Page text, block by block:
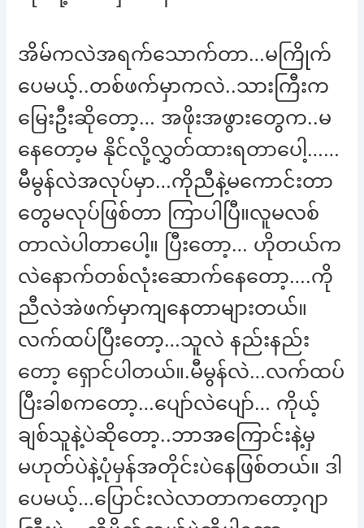
အိမ်ကလဲအရက်သောက်တာ…မကြိုက်
ပေမယ့်..တစ်ဖက်မှာကလဲ..သားကြီးက
မြေးဦးဆိုတော့… အဖိုးအဖွားတွေက..မ
နေတော့မ နိုင်လို့လွှတ်ထားရတာပေါ့……
မီမွန်လဲအလုပ်မှာ…ကိုညီနဲ့မကောင်းတာ
တွေမလုပ်ဖြစ်တာ ကြာပါပြီ။လူမလစ်
တာလဲပါတာပေါ့။ ပြီးတော့… ဟိုတယ်က
လဲနောက်တစ်လုံးဆောက်နေတော့….ကို
ညီလဲအဲဖက်မှာကျနေတာများတယ်။
လက်ထပ်ပြီးတော့…သူလဲ နည်းနည်း
တော့ ရှောင်ပါတယ်။.မီမွန်လဲ…လက်ထပ်
ပြီးခါစကတော့…ပျော်လဲပျော်… ကိုယ့်
ချစ်သူနဲ့ပဲဆိုတော့..ဘာအကြောင်းနဲ့မှ
မဟုတ်ပဲနဲ့ပုံမှန်အတိုင်းပဲနေဖြစ်တယ်။ ဒါ
ပေမယ့်…ပြောင်းလဲလာတာကတော့ဂျာ